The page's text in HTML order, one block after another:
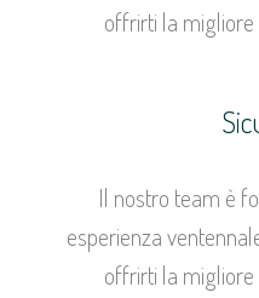
offrirti la migliore
Il nostro team è
esperienza
offrirti la migliore